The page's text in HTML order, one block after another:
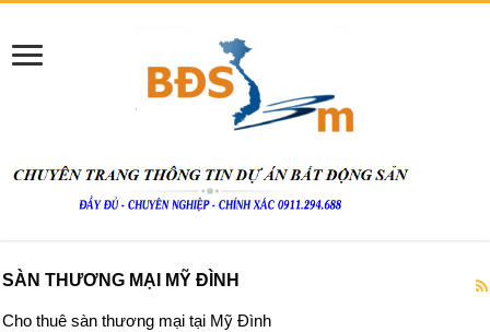
SÀN THƯƠNG MẠI MỸ ĐÌNH
Cho thuê sàn thương mại tại Mỹ Đình